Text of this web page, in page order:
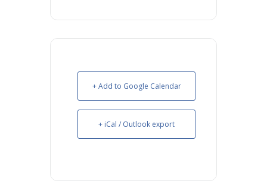
+ Add to Google Calendar
+ iCal / Outlook export